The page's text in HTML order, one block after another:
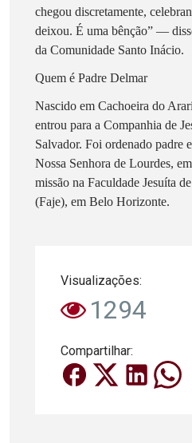
chegou discretamente,
deixou. É uma bênção” —
da Comunidade Santo Inácio.
Quem é Padre Delmar
Nascido em Cachoeira do
entrou para a Companhia de
Salvador. Foi ordenado padre
Nossa Senhora de Lourdes,
missão na Faculdade Jesuíta
(Faje), em Belo Horizonte.
Visualizações:
1294
Compartilhar: